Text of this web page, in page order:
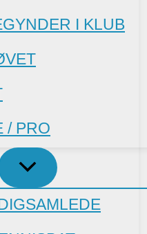
I KLUB
/ PRO